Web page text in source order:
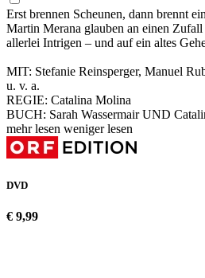
Erst brennen Scheunen, dann brennt
Martin Merana glauben an einen
allerlei Intrigen – und auf ein altes
MIT: Stefanie Reinsperger, Manuel
u. v. a.
REGIE: Catalina Molina
BUCH: Sarah Wassermair UND
mehr lesen weniger lesen
DVD
€ 9,99